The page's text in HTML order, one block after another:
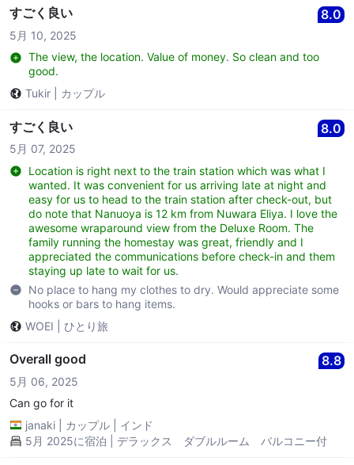
すごく良い 8.0
5月 10, 2025
The view, the location. Value of money. So clean and too
good.
Tukir
カップル
すごく良い 8.0
5月 07, 2025
Location is right next to the train station which was what I
wanted. It was convenient for us arriving late at night and
easy for us to head to the train station after check-out, but
do note that Nanuoya is 12 km from Nuwara Eliya. I love the
awesome wraparound view from the Deluxe Room. The
family running the homestay was great, friendly and I
appreciated the communications before check-in and them
staying up late to wait for us.
No place to hang my clothes to dry. Would appreciate some
hooks or bars to hang items.
WOEI
ひとり旅
Overall good 8.8
5月 06, 2025
Can go for it
janaki
カップル
インド
5月 2025に宿泊 | デラックス ダブルルーム バルコニー付